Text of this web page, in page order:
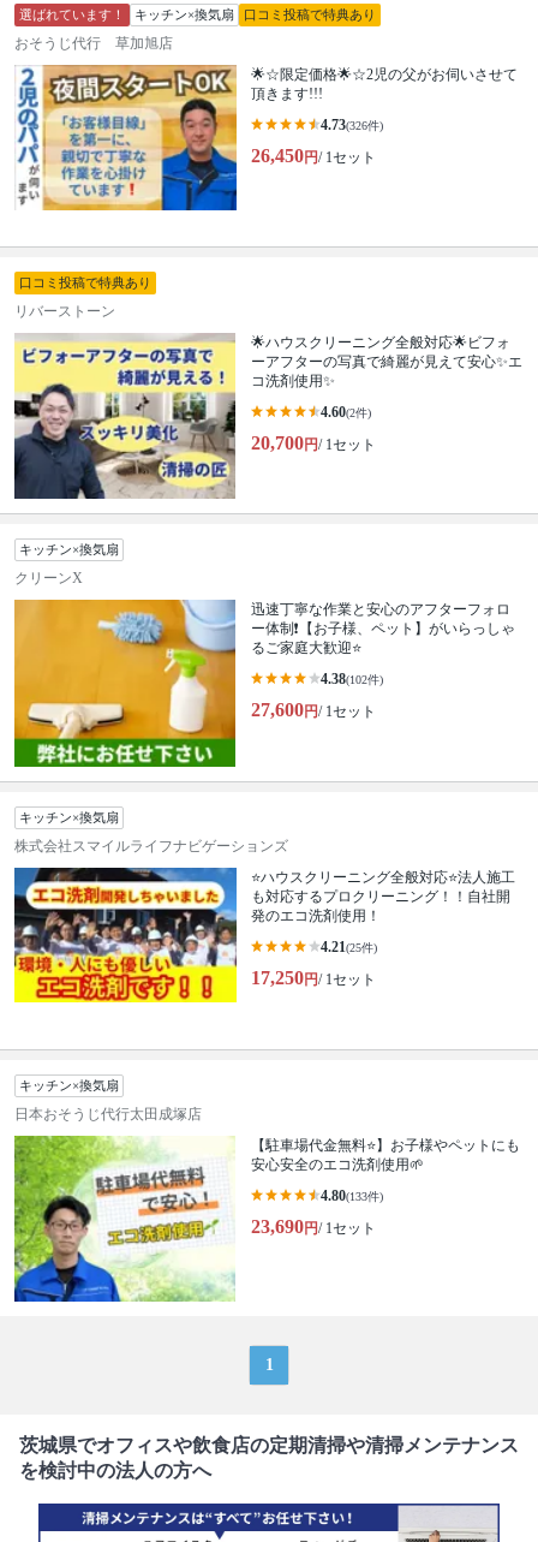
選ばれています！ キッチン×換気扇 口コミ投稿で特典あり
おそうじ代行 草加旭店
🌟☆限定価格🌟☆2児の父がお伺いさせて
頂きます!!!
4.73(326件)
26,450円/ 1セット
口コミ投稿で特典あり
リバーストーン
🌟ハウスクリーニング全般対応🌟ビフォ
ーアフターの写真で綺麗が見えて安心✨エ
コ洗剤使用✨
4.60(2件)
20,700円/ 1セット
キッチン×換気扇
クリーンX
迅速丁寧な作業と安心のアフターフォロ
ー体制❗️【お子様、ペット】がいらっしゃ
るご家庭大歓迎⭐️
4.38(102件)
27,600円/ 1セット
キッチン×換気扇
株式会社スマイルライフナビゲーションズ
⭐ハウスクリーニング全般対応⭐法人施工
も対応するプロクリーニング！！自社開
発のエコ洗剤使用！
4.21(25件)
17,250円/ 1セット
キッチン×換気扇
日本おそうじ代行太田成塚店
【駐車場代金無料⭐️】お子様やペットにも
安心安全のエコ洗剤使用🌱
4.80(133件)
23,690円/ 1セット
1
茨城県でオフィスや飲食店の定期清掃や清掃メンテナンス
を検討中の法人の方へ